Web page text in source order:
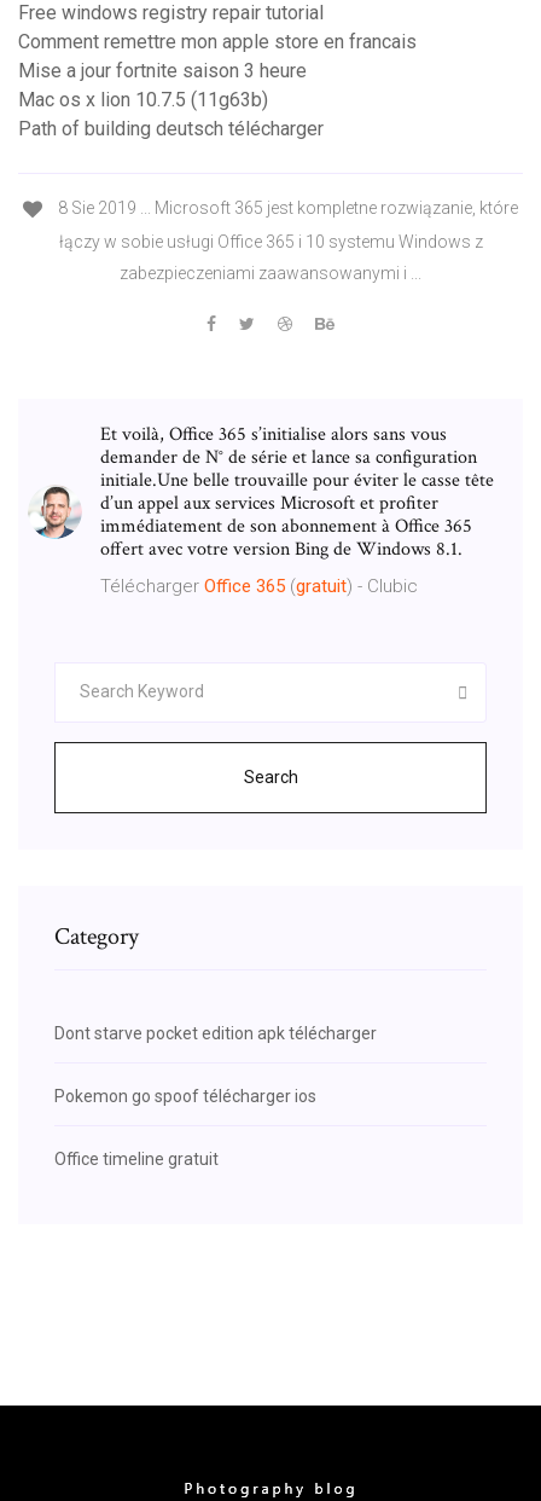
Free windows registry repair tutorial
Comment remettre mon apple store en francais
Mise a jour fortnite saison 3 heure
Mac os x lion 10.7.5 (11g63b)
Path of building deutsch télécharger
8 Sie 2019 ... Microsoft 365 jest kompletne rozwiązanie, które
łączy w sobie usługi Office 365 i 10 systemu Windows z
zabezpieczeniami zaawansowanymi i ...
Et voilà, Office 365 s’initialise alors sans vous
demander de N° de série et lance sa configuration
initiale.Une belle trouvaille pour éviter le casse tête
d’un appel aux services Microsoft et profiter
immédiatement de son abonnement à Office 365
offert avec votre version Bing de Windows 8.1.
Télécharger Office 365 (gratuit) - Clubic
Search
Category
Dont starve pocket edition apk télécharger
Pokemon go spoof télécharger ios
Office timeline gratuit